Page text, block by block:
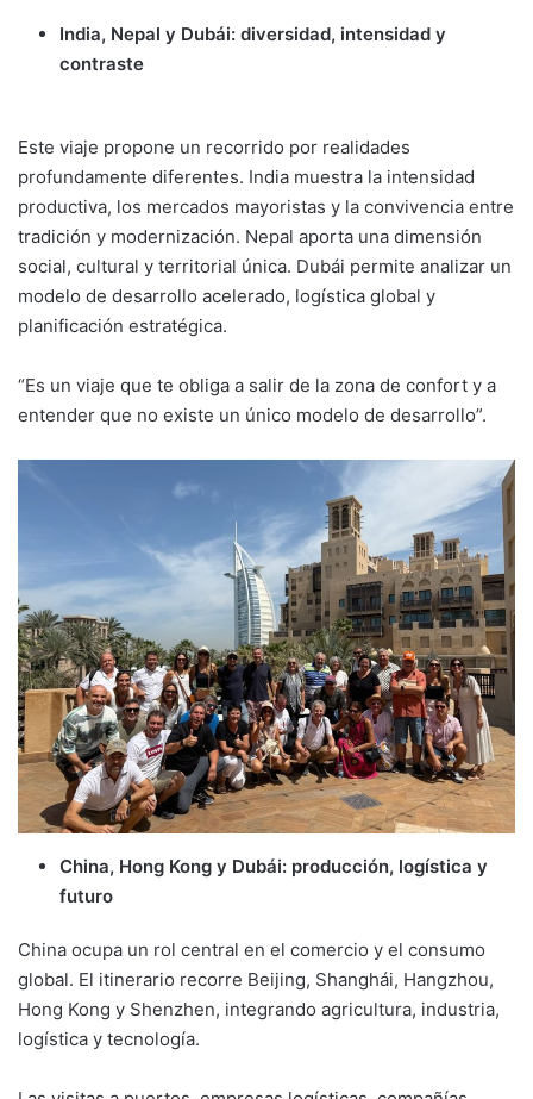
India, Nepal y Dubái: diversidad, intensidad y
contraste
Este viaje propone un recorrido por realidades
profundamente diferentes. India muestra la intensidad
productiva, los mercados mayoristas y la convivencia entre
tradición y modernización. Nepal aporta una dimensión
social, cultural y territorial única. Dubái permite analizar un
modelo de desarrollo acelerado, logística global y
planificación estratégica.
“Es un viaje que te obliga a salir de la zona de confort y a
entender que no existe un único modelo de desarrollo”.
China, Hong Kong y Dubái: producción, logística y
futuro
China ocupa un rol central en el comercio y el consumo
global. El itinerario recorre Beijing, Shanghái, Hangzhou,
Hong Kong y Shenzhen, integrando agricultura, industria,
logística y tecnología.